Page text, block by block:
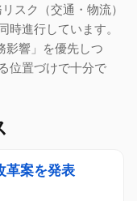
スク（交通・物流）
時進行しています。
影響」を優先しつ
位置づけで十分で
革案を発表